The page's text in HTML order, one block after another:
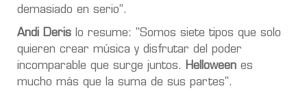
demasiado en serio”.
Andi Deris lo resume: "Somos siete tipos que solo
quieren crear música y disfrutar del poder
incomparable que surge juntos.
Helloween es
mucho más que la suma de sus partes".